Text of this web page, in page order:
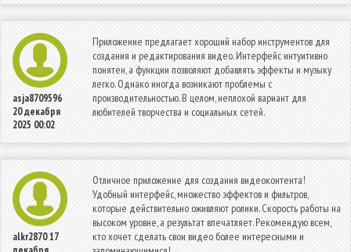
asja8709596
20 декабря
2025 00:02
Приложение предлагает хороший набор инструментов для
создания и редактирования видео. Интерфейс интуитивно
понятен, а функции позволяют добавлять эффекты и музыку
легко. Однако иногда возникают проблемы с
производительностью. В целом, неплохой вариант для
любителей творчества и социальных сетей.
alkr287017
Отличное приложение для создания видеоконтента!
Удобный интерфейс, множество эффектов и фильтров,
которые действительно оживляют ролики. Скорость работы на
высоком уровне, а результат впечатляет. Рекомендую всем,
кто хочет сделать свои видео более интересными и